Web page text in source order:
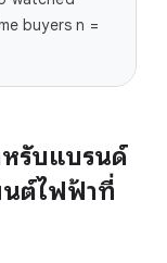
buyers n =
หรับแบรนด์
นต์ไฟฟ้าที่